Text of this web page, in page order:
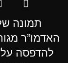
האדמו”ר
להדפסה